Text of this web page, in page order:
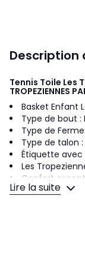
Description
Tennis Toile
TROPEZIENNES
Basket Enfant
Type de bout :
Type de
Type de talon :
Étiquette avec
Les
Confort
Semelle
Lire la suite